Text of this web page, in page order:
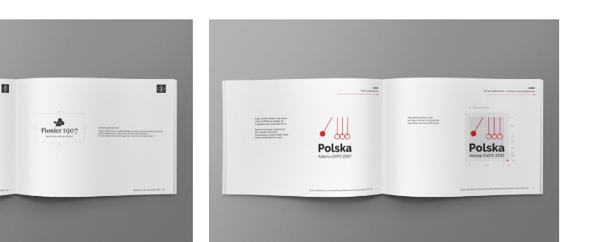
QUICK VIEW DODAJ DO KOSZYKA QUICK VIEW